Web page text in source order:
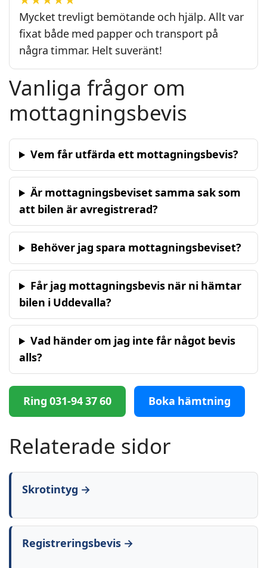
Mycket trevligt bemötande och hjälp. Allt var
fixat både med papper och transport på
några timmar. Helt suveränt!
Vanliga frågor om
mottagningsbevis
Vem får utfärda ett mottagningsbevis?
Är mottagningsbeviset samma sak som
att bilen är avregistrerad?
Behöver jag spara mottagningsbeviset?
Får jag mottagningsbevis när ni hämtar
bilen i Uddevalla?
Vad händer om jag inte får något bevis
alls?
Ring 031-94 37 60 Boka hämtning
Relaterade sidor
Skrotintyg →
Registreringsbevis →